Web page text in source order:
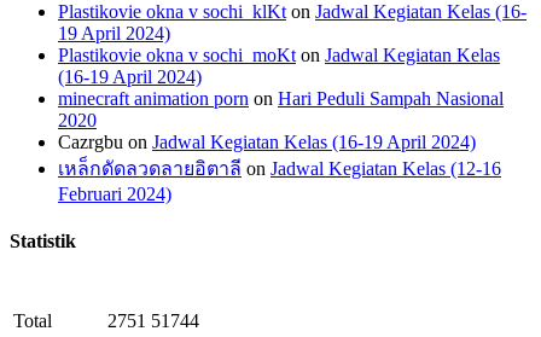
Plastikovie okna v sochi_klKt on Jadwal Kegiatan Kelas (16-
19 April 2024)
Plastikovie okna v sochi_moKt on Jadwal Kegiatan Kelas
(16-19 April 2024)
minecraft animation porn on Hari Peduli Sampah Nasional
2020
Cazrgbu on Jadwal Kegiatan Kelas (16-19 April 2024)
เหล็กดัดลวดลายอิตาลี on Jadwal Kegiatan Kelas (12-16
Februari 2024)
Statistik
Total 2751 51744